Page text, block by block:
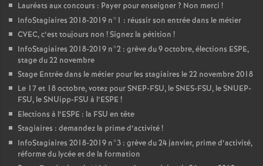
Lauréats aux concours : Payer pour enseigner? Non merci !
InfoStagiaires 2018-2019 n°1 : réussir son entrée dans le métier
CVEC, c’est toujours non ! Signez la pétition !
InfoStagiaires 2018-2019 n°2 : grève du 9 octobre, élections ESPE,
stage du 22 novembre
Stage Entrée dans le métier pour les stagiaires le 22 novembre 2018
Le 17 et 18 octobre, votez pourSNEP-FSU, leSNES-FSU, leSNUEP-
FSU, le SNUipp-FSU à l’ESPE !
Elections à l’ESPE : la FSU en tête
Stagiaires : demandez la prime d’activité!
InfoStagiaires 2018-2019 n°3 : grève du 24 janvier, prime d’activité,
réforme du lycée et de la formation